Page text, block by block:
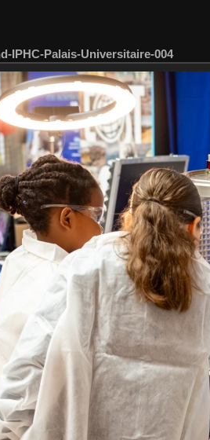
IPHC-Palais-Universitaire-004